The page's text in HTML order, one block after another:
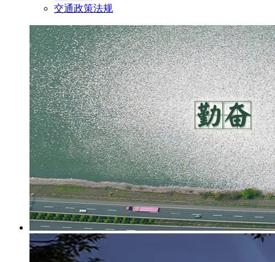
交通政策法规